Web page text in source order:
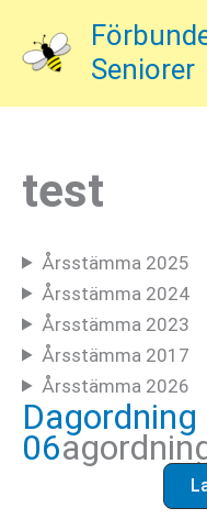
innehåll
Seniorer
test
Årsstämma 2025
Årsstämma 2024
Årsstämma 2023
Årsstämma 2017
Årsstämma 2026
06